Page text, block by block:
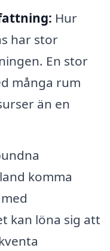
Hur
har stor
En stor
många rum
än en
komma
kan löna sig att